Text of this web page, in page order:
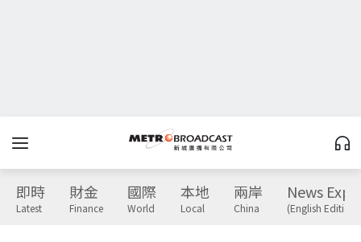
即時
Latest
財金
Finance
國際
World
本地
Local
兩岸
China
News
(English Edition)